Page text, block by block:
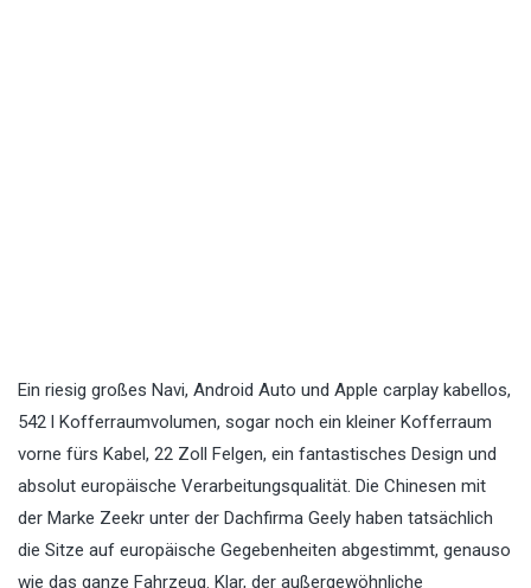
Ein riesig großes Navi, Android Auto und Apple carplay kabellos,
542 l Kofferraumvolumen, sogar noch ein kleiner Kofferraum
vorne fürs Kabel, 22 Zoll Felgen, ein fantastisches Design und
absolut europäische Verarbeitungsqualität. Die Chinesen mit
der Marke Zeekr unter der Dachfirma Geely haben tatsächlich
die Sitze auf europäische Gegebenheiten abgestimmt, genauso
wie das ganze Fahrzeug. Klar, der außergewöhnliche